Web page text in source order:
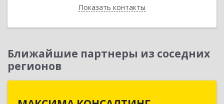
Показать контакты
Назад
Ближайшие партнеры из соседних
регионов